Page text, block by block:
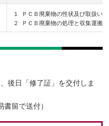
１ ＰＣＢ廃棄物の性状及び取扱い
２ ＰＣＢ廃棄物の処理と収集運搬
後日「修了証」を交付しま
書留で送付）